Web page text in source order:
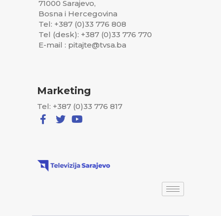
71000 Sarajevo,
Bosna i Hercegovina
Tel: +387 (0)33 776 808
Tel (desk): +387 (0)33 776 770
E-mail : pitajte@tvsa.ba
Marketing
Tel: +387 (0)33 776 817